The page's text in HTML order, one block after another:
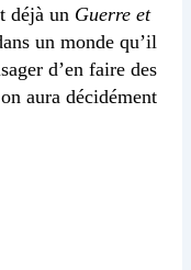
déjà un Guerre et
un monde qu’il
d’en faire des
aura décidément